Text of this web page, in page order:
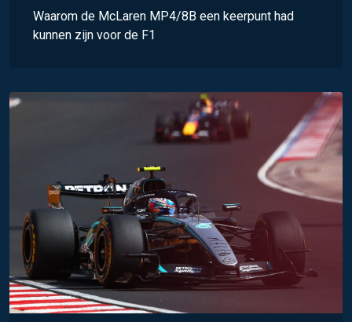
Waarom de McLaren MP4/8B een keerpunt had
kunnen zijn voor de F1